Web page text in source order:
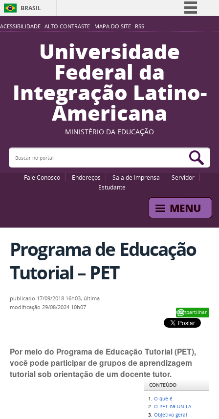
ACESSIBILIDADE ALTO CONTRASTE MAPA DO SITE RSS
BRASIL
Simplifique!
Participe
Acesso à informação
Legislação
Canais
Universidade
Federal da
Integração Latino-
Americana
MINISTÉRIO DA EDUCAÇÃO
Buscar no portal
Fale Conosco Endereços Sala de Imprensa
Servidor
Estudante
Programa de Educação
Tutorial – PET
Compartilhar
publicado 17/09/2018 16h03, última
modificação 29/08/2024 10h07
Por meio do Programa de Educação Tutorial (PET),
você pode participar de grupos de aprendizagem
tutorial sob orientação de um docente tutor.
CONTEÚDO
O que é
O PET na UNILA
Objetivo geral